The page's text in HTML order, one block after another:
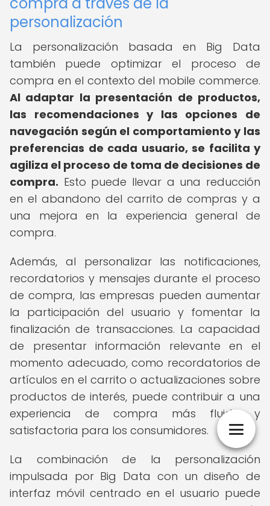
personalización
La personalización basada en Big Data
también puede optimizar el proceso de
compra en el contexto del mobile commerce.
Al adaptar la presentación de productos,
las recomendaciones y las opciones de
navegación según el comportamiento y las
preferencias de cada usuario, se facilita y
agiliza el proceso de toma de decisiones de
compra. Esto puede llevar a una reducción
en el abandono del carrito de compras y a
una mejora en la experiencia general de
compra.
Además, al personalizar las notificaciones,
recordatorios y mensajes durante el proceso
de compra, las empresas pueden aumentar
la participación del usuario y fomentar la
finalización de transacciones. La capacidad
de presentar información relevante en el
momento adecuado, como recordatorios de
artículos en el carrito o actualizaciones sobre
productos de interés, puede contribuir a una
experiencia de compra más fluida y
satisfactoria para los consumidores.
La combinación de la personalización
impulsada por Big Data con un diseño de
interfaz móvil centrado en el usuario puede